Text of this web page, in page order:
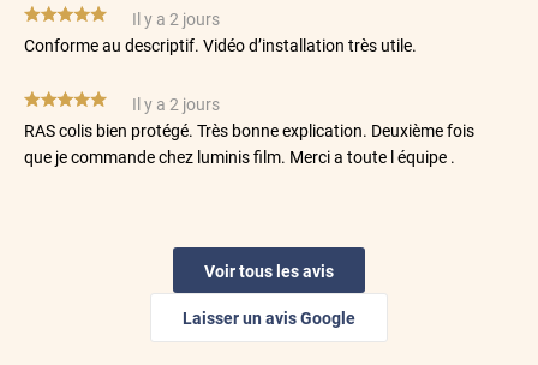
*****
Conforme au descriptif. Vidéo d’installation très utile.
Il y a 2 jours
*****
RAS colis bien protégé. Très bonne explication. Deuxième fois
que je commande chez luminis film. Merci a toute l équipe .
Il y a 2 jours
Très bon contact, commande rapide,et expédition rapide,très
Voir tous les avis
Laisser un avis Google